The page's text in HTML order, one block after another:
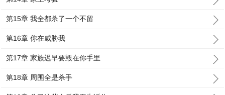
第15章 我全都杀了一个不留
第16章 你在威胁我
第17章 家族迟早要毁在你手里
第18章 周围全是杀手